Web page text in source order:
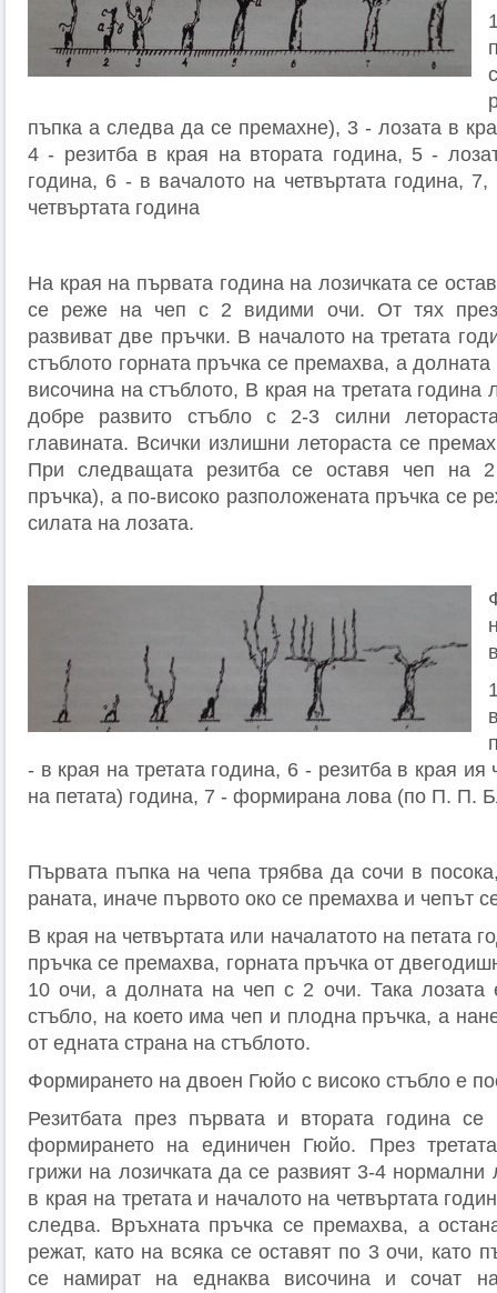
пъпка а следва да се премахне), 3 - лозата в
4 - резитба в края на втората година, 5 -
година, 6 - в вачалото на четвъртата година,
четвъртата година
На края на първата година на лозичката се
се реже на чеп с 2 видими очи. От тях през
развиват две пръчки. В началото на третата
стъблото горната пръчка се премахва, а
височина на стъблото, В края на третата година
добре развито стъбло с 2-3 силни
главината. Всички излишни летораста се
При следващата резитба се оставя чеп на
пръчка), а по-високо разположената пръчка се
силата на лозата.
- в края на третата година, 6 - резитба в края ия
на петата) година, 7 - формирана лова (по П. П.
Първата пъпка на чепа трябва да сочи в
раната, иначе първото око се премахва и чепът
В края на четвъртата или началатото на петата
пръчка се премахва, горната пръчка от
10 очи, а долната на чеп с 2 очи. Така
стъбло, на което има чеп и плодна пръчка, а
от едната страна на стъблото.
Формирането на двоен Гюйо с високо стъбло е
Резитбата през първата и втората година се
формирането на единичен Гюйо. През
грижи на лозичката да се развият 3-4 нормални
в края на третата и началото на четвъртата
следва. Връхната пръчка се премахва, а
режат, като на всяка се оставят по 3 очи, като
се намират на еднаква височина и сочат